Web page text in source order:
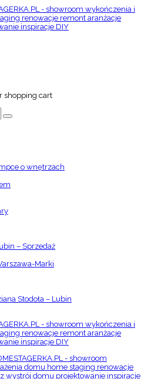
shopping cart
o wnętrzach
– Sprzedaż
Marki
Stodoła – Lubin